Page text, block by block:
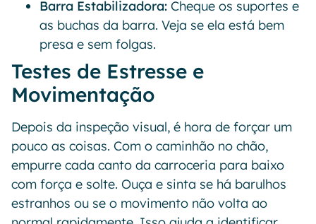
Barra Estabilizadora: Cheque os suportes e
as buchas da barra. Veja se ela está bem
presa e sem folgas.
Testes de Estresse e
Movimentação
Depois da inspeção visual, é hora de forçar um
pouco as coisas. Com o caminhão no chão,
empurre cada canto da carroceria para baixo
com força e solte. Ouça e sinta se há barulhos
estranhos ou se o movimento não volta ao